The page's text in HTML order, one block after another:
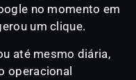
no momento em
um clique.
até mesmo diária,
operacional